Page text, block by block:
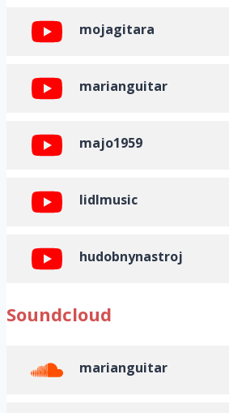
mojagitara
marianguitar
majo1959
lidlmusic
hudobnynastroj
Soundcloud
marianguitar